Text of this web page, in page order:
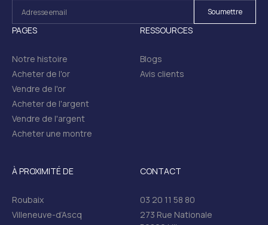
PAGES
Notre histoire
Acheter de l'or
Vendre de l'or
Acheter de l'argent
Vendre de l'argent
Acheter une montre
RESSOURCES
Blogs
Avis clients
À PROXIMITÉ DE
Roubaix
Villeneuve-d’Ascq
CONTACT
03 20 11 58 80
273 Rue Nationale